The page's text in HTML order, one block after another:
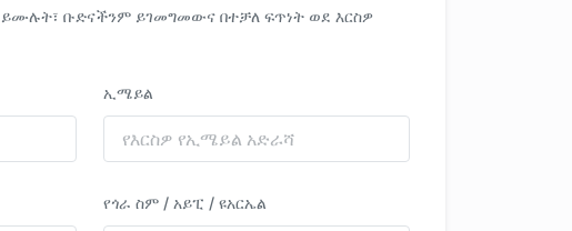
ቡድናችንም ይገመግመውና በተቻለ ፍጥነት ወደ እርስዎ
ኢሜይል
የጎራ ስም / አይፒ / ዩአርኤል